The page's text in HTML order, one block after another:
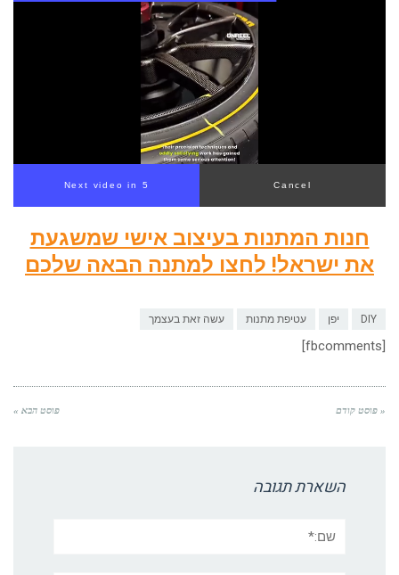
Next video in 4 Cancel
חנות המתנות בעיצוב אישי שמשגעת
את ישראל! לחצו למתנה הבאה שלכם
DIY יפן עטיפת מתנות עשה זאת בעצמך
[fbcomments]
« פוסט קודם פוסט הבא »
השארת תגובה